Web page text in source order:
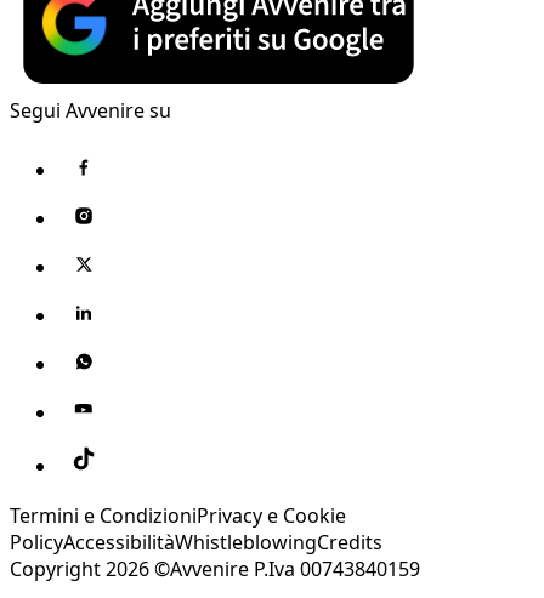
Segui Avvenire su
Termini e CondizioniPrivacy e Cookie
PolicyAccessibilitàWhistleblowingCredits
Copyright 2026 ©Avvenire P.Iva 00743840159